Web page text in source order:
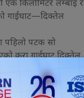
गाईघाट—दिक्तेल
पहिलो पटक सो
कुरा गाईघाट दिक्तेल
आफूहरुले कार्य थालेका